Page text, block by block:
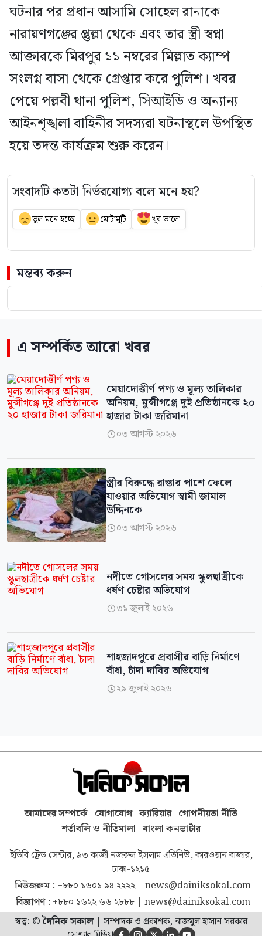
ঘটনার পর প্রধান আসামি সোহেল রানাকে
নারায়ণগঞ্জের প্তুল্লা থেকে এবং তার স্ত্রী স্বপ্না
আক্তারকে মিরপুর ১১ নম্বরের মিল্লাত ক্যাম্প
সংলগ্ন বাসা থেকে গ্রেপ্তার করে পুলিশ। খবর
পেয়ে পল্লবী থানা পুলিশ, সিআইডি ও অন্যান্য
আইনশৃঙ্খলা বাহিনীর সদস্যরা ঘটনাস্থলে উপস্থিত
হয়ে তদন্ত কার্যক্রম শুরু করেন।
সংবাদটি কতটা নির্ভরযোগ্য বলে মনে হয়?
ভুল মনে হচ্ছে মোটামুটি খুব ভালো
মন্তব্য করুন
এ সম্পর্কিত আরো খবর
মেয়াদোত্তীর্ণ পণ্য ও মূল্য তালিকার
অনিয়ম, মুন্সীগঞ্জে দুই প্রতিষ্ঠানকে ২০
হাজার টাকা জরিমানা
০৩ আগস্ট ২০২৬
স্ত্রীর বিরুদ্ধে রাস্তার পাশে ফেলে
যাওয়ার অভিযোগ স্বামী জামাল
উদ্দিনকে
০৩ আগস্ট ২০২৬
নদীতে গোসলের সময় স্কুলছাত্রীকে
ধর্ষণ চেষ্টার অভিযোগ
৩১ জুলাই ২০২৬
শাহজাদপুরে প্রবাসীর বাড়ি নির্মাণে
বাঁধা, চাঁদা দাবির অভিযোগ
২৯ জুলাই ২০২৬
আমাদের সম্পর্কে যোগাযোগ ক্যারিয়ার গোপনীয়তা নীতি
শর্তাবলি ও নীতিমালা বাংলা কনভার্টার
ইডিবি ট্রেড সেন্টার, ৯৩ কাজী নজরুল ইসলাম এভিনিউ, কারওয়ান বাজার,
ঢাকা-১২১৫
নিউজরুম : +৮৮০ ১৬০১ ৯৪ ২২২২| news@dainiksokal.com
বিজ্ঞাপণ : +৮৮০ ১৬২২ ৬৬ ২৮৮৮| news@dainiksokal.com
স্বত্ব: ©দৈনিক সকাল| সম্পাদক ও প্রকাশক, নাজমুল হাসান সরকার